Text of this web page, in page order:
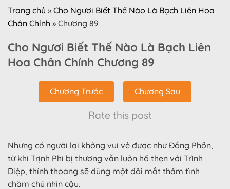
Trang chủ » Cho Ngươi Biết Thế Nào Là Bạch Liên Hoa
Chân Chính » Chương 89
Cho Ngươi Biết Thế Nào Là Bạch Liên
Hoa Chân Chính Chương 89
Chương Trước Chương Sau
Rate this post
Nhưng có người lại không vui vẻ được như Đồng Phồn,
từ khi Trịnh Phi bị thương vẫn luôn hổ thẹn với Trình
Diệp, thỉnh thoảng sẽ dùng một đôi mắt thâm tình
chăm chú nhìn cậu.